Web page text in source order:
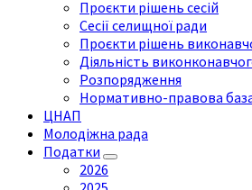
Проєкти рішень сесій
Сесії селищної ради
Проєкти рішень
Діяльність
Розпорядження
Нормативно-правова
ЦНАП
Молодіжна рада
Податки
2026